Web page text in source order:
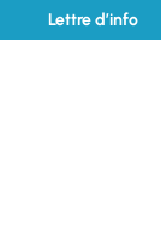
Lettre d’info